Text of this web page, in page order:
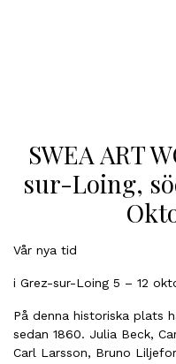
SWEA ART
sur-Loing,
Vår nya tid
i Grez-sur-Loing 5 – 12
På denna historiska plats
sedan 1860. Julia Beck,
Carl Larsson, Bruno